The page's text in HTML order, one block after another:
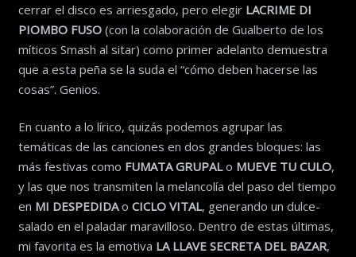
cerrar el disco es arriesgado, pero elegir LACRIME DI
PIOMBO FUSO(con la colaboración de Gualberto de los
míticos Smash al sitar) como primer adelanto demuestra
que a esta peña se la suda el “cómo deben hacerse las
cosas”. Genios.
En cuanto a lo lírico, quizás podemos agrupar las
temáticas de las canciones en dos grandes bloques: las
más festivas como FUMATA GRUPALo MUEVE TU CULO,
y las que nos transmiten la melancolía del paso del tiempo
en MI DESPEDIDAo CICLO VITAL, generando un dulce-
salado en el paladar maravilloso. Dentro de estas últimas,
mi favorita es la emotiva LA LLAVE SECRETA DEL BAZAR,